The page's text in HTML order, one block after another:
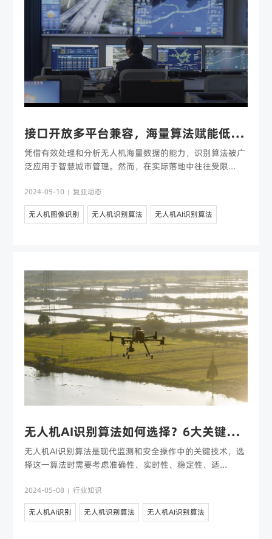
接口开放多平台兼容，海量算法赋能低空应用
凭借有效处理和分析无人机海量数据的能力，识别算法被广
泛应用于智慧城市管理。然而，在实际落地中往往受限...
2024-05-10 | 复亚动态
无人机图像识别 无人机识别算法 无人机AI识别算法
无人机AI识别算法如何选择？6大关键因素解析
无人机AI识别算法是现代监测和安全操作中的关键技术，选
择这一算法时需要考虑准确性、实时性、稳定性、适...
2024-05-08 | 行业知识
无人机AI识别 无人机识别算法 无人机AI识别算法